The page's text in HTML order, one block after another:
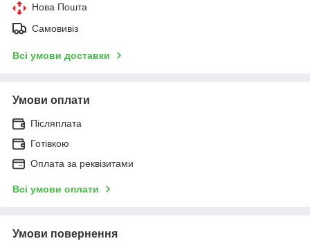
Нова Пошта
Самовивіз
Всі умови доставки
Умови оплати
Післяплата
Готівкою
Оплата за реквізитами
Всі умови оплати
Умови повернення